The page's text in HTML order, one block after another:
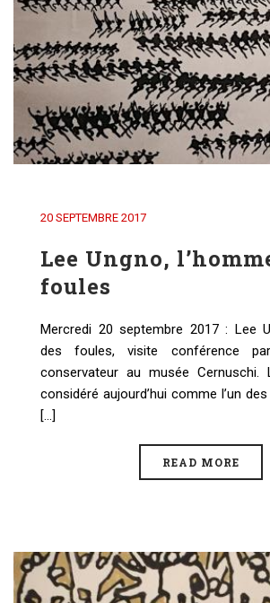
20 SEPTEMBRE 2017
Lee Ungno,
foules
Mercredi 20 septembre 2017 : Lee
des foules, visite conférence
conservateur au musée Cernuschi.
considéré aujourd’hui comme l’un
[...]
READ MORE